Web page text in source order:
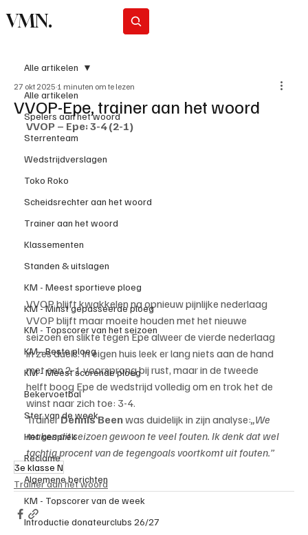
VMN.
Alle artikelen
Spelers aan het woord
Sterrenteam
Wedstrijdverslagen
Toko Roko
Scheidsrechter aan het woord
Trainer aan het woord
Klassementen
Standen & uitslagen
KM - Meest sportieve ploeg
KM - Minst gepasseerde ploeg
KM - Topscorer van het seizoen
KM - Beste ploeg
KM - Meest scorende ploeg
Bekervoetbal
Ster van de week
Het gesprek
Reclame
Algemene berichten
KM - Topscorer van de week
Introductie donateurclubs 26/27
Alle artikelen
VVOP-Epe, trainer aan het woord
27 okt 2025 1 minuten om te lezen
VVOP – Epe: 3-4 (2-1)
VVOP blijft kwakkelen na opnieuw pijnlijke nederlaag
VVOP blijft maar moeite houden met het nieuwe
seizoen en slikte tegen Epe alweer de vierde nederlaag
in zes duels. In eigen huis leek er lang niets aan de hand
met een 2-1 voorsprong bij rust, maar in de tweede
helft boog Epe de wedstrijd volledig om en trok het de
winst naar zich toe: 3-4.
Trainer Dennis Been was duidelijk in zijn analyse:„We
maken dit seizoen gewoon te veel fouten. Ik denk dat wel
tachtig procent van de tegengoals voortkomt uit fouten.”
3e klasse N
Trainer aan het woord